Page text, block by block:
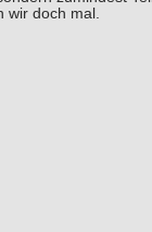
wir doch mal.